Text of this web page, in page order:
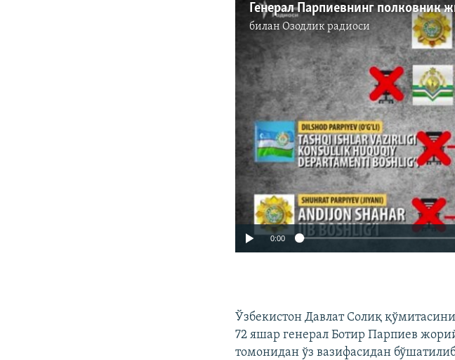
биланОзодлик радиоси
Айни дамда
0:00
Ўзбекистон Давлат Солиқ
72 яшар генерал Ботир Парпиев
томонидан ўз вазифасидан